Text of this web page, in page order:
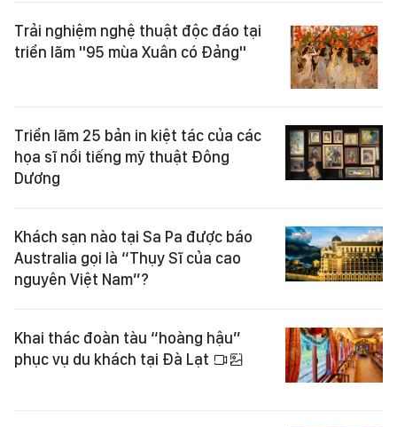
Trải nghiệm nghệ thuật độc đáo tại
triển lãm "95 mùa Xuân có Đảng"
Triển lãm 25 bản in kiệt tác của các
họa sĩ nổi tiếng mỹ thuật Đông
Dương
Khách sạn nào tại Sa Pa được báo
Australia gọi là “Thụy Sĩ của cao
nguyên Việt Nam”?
Khai thác đoàn tàu “hoàng hậu”
phục vụ du khách tại Đà Lạt